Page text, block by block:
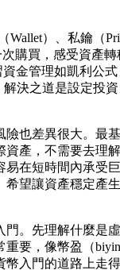
）、私鑰（
購買，感受資產
管理如凱利公
決之道是設定投
也差異很大。最
產，不需要去理
在短時間內承受
望讓資產穩定產
。先理解什麼是
要，像幣盈（
入門的道路上走得